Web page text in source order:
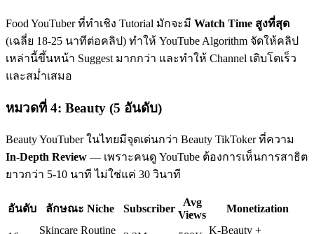
Food YouTuber ที่ทำเชิง Tutorial มักจะมี Watch Time สูงที่สุด
(เฉลี่ย 18-25 นาทีต่อคลิป) ทำให้ YouTube Algorithm จัดให้คลิป
เหล่านี้ขึ้นหน้า Suggest มากกว่า และทำให้ Channel เติบโตเร็ว
และสม่ำเสมอ
หมวดที่ 4: Beauty (5 อันดับ)
Beauty YouTuber ในไทยมีจุดเด่นกว่า Beauty TikToker ที่ความ
In-Depth Review — เพราะคนดู YouTube ต้องการเห็นการสาธิต
ยาวกว่า 5-10 นาที ไม่ใช่แค่ 30 วินาที
อันดับ ลักษณะ Niche Subscriber
Avg
Views
Monetization
Skincare Routine
K-Beauty +